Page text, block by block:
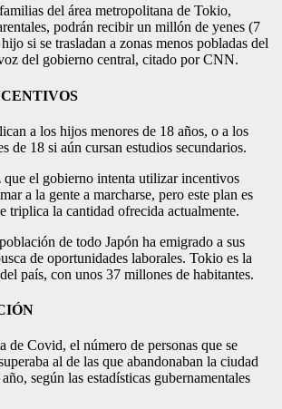
del área metropolitana de Tokio,
podrán recibir un millón de yenes (7
si se trasladan a zonas menos pobladas del
del gobierno central, citado por CNN.
a los hijos menores de 18 años, o a los
de 18 si aún cursan estudios secundarios.
que el gobierno intenta utilizar incentivos
a la gente a marcharse, pero este plan es
triplica la cantidad ofrecida actualmente.
de todo Japón ha emigrado a sus
de oportunidades laborales. Tokio es la
país, con unos 37 millones de habitantes.
de Covid, el número de personas que se
al de las que abandonaban la ciudad
según las estadísticas gubernamentales